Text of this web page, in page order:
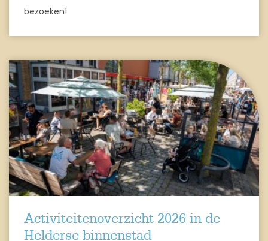
bezoeken!
Activiteitenoverzicht 2026 in de
Helderse binnenstad